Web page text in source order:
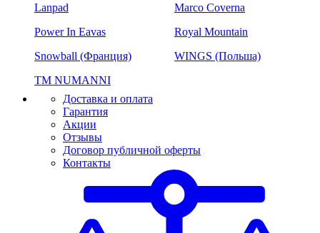
Lanpad
Marco Coverna
Power In Eavas
Royal Mountain
Snowball (Франция)
WINGS (Польша)
ТМ NUMANNI
Доставка и оплата
Гарантия
Акции
Отзывы
Договор публичной оферты
Контакты